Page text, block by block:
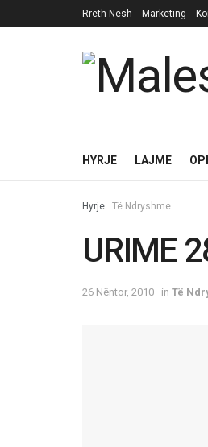
Rreth Nesh Marketing
HYRJE LAJME
Hyrje Të Ndryshme
URIME
26 Nëntor, 2010 in Të